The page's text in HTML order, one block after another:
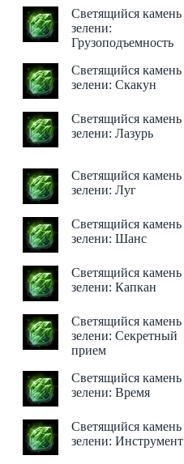
Светящийся камень
зелени:
Грузоподъемность
Светящийся камень
зелени: Скакун
Светящийся камень
зелени: Лазурь
Светящийся камень
зелени: Луг
Светящийся камень
зелени: Шанс
Светящийся камень
зелени: Капкан
Светящийся камень
зелени: Секретный
прием
Светящийся камень
зелени: Время
Светящийся камень
зелени: Инструмент